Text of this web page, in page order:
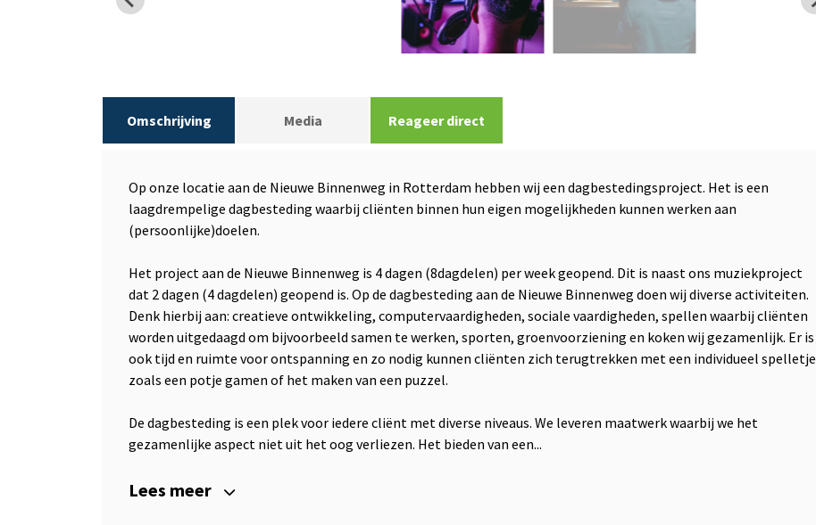
Omschrijving Media Reageer direct
Op onze locatie aan de Nieuwe Binnenweg in Rotterdam hebben wij een dagbestedingsproject. Het is een
laagdrempelige dagbesteding waarbij cliënten binnen hun eigen mogelijkheden kunnen werken aan
(persoonlijke)doelen.
Het project aan de Nieuwe Binnenweg is 4 dagen (8dagdelen) per week geopend. Dit is naast ons muziekproject
dat 2 dagen (4 dagdelen) geopend is. Op de dagbesteding aan de Nieuwe Binnenweg doen wij diverse activiteiten.
Denk hierbij aan: creatieve ontwikkeling, computervaardigheden, sociale vaardigheden, spellen waarbij cliënten
worden uitgedaagd om bijvoorbeeld samen te werken, sporten, groenvoorziening en koken wij gezamenlijk. Er is
ook tijd en ruimte voor ontspanning en zo nodig kunnen cliënten zich terugtrekken met een individueel spelletje
zoals een potje gamen of het maken van een puzzel.
De dagbesteding is een plek voor iedere cliënt met diverse niveaus. We leveren maatwerk waarbij we het
gezamenlijke aspect niet uit het oog verliezen. Het bieden van een...
Lees meer